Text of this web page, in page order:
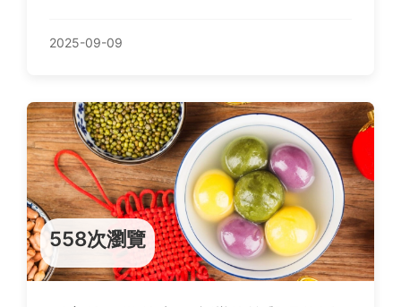
Q&A解惑，助您輕鬆掌握養護秘訣與預防技巧。
2025-09-09
558次瀏覽